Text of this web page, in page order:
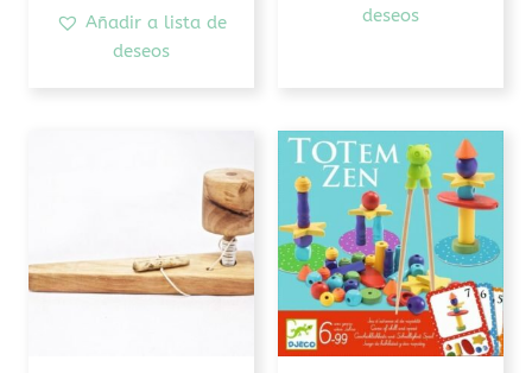
Añadir a lista de
deseos
deseos